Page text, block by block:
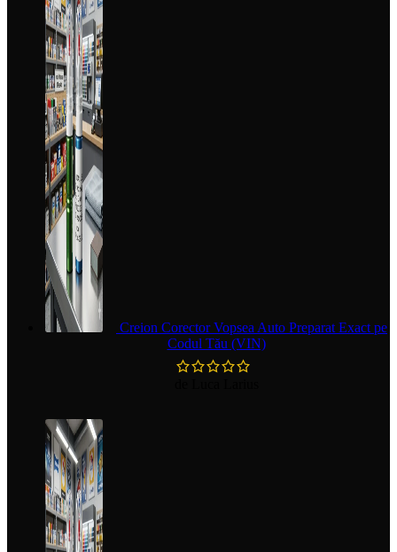
Creion Corector Vopsea Auto Preparat Exact pe
Codul Tău (VIN)